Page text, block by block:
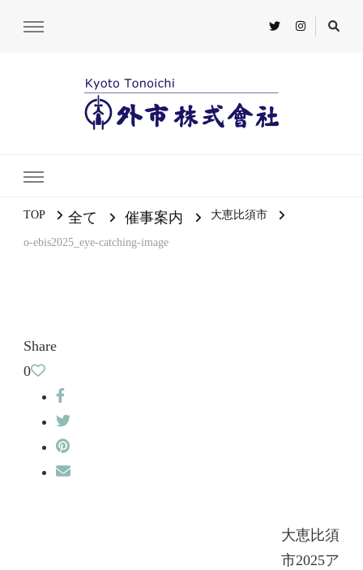
TOP 全て 催事案内 大恵比須市
o-ebis2025_eye-catching-image
Share
0
大恵比須
市2025ア